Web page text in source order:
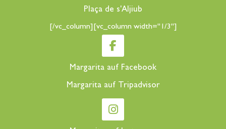
Plaça de s'Aljiub
[/vc_column][vc_column width="1/3"]
Margarita auf Facebook
Margarita auf Tripadvisor